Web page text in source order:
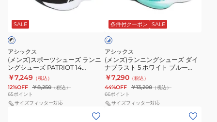
シ
ュ
ー
ズ
ラ
ン
ニ
ン
SALE
アシックス
(メンズ)スポーツシューズ ランニ
ングシューズ PATRIOT 14
1011C050.002
￥7,249 （税込）
12%OFF ￥8,250（税込）
65ポイント
サイズフィッター対応
グ
シ
ュ
ー
ズ
ダ
イ
ナ
条件付クーポン SALE
ホ
ブ
ル
ー
アシックス
(メンズ)ランニングシューズ ダイ
ナブラスト 5 ホワイト ブルー
1011B983.100 スニーカー ジョグ
クッション性
￥7,290 （税込）
44%OFF ￥13,200（税込）
66ポイント
サイズフィッター対応